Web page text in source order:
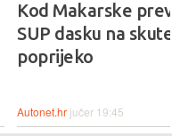
Kod Makarske
SUP dasku na
poprijeko
Autonet.hr jučer 19:45